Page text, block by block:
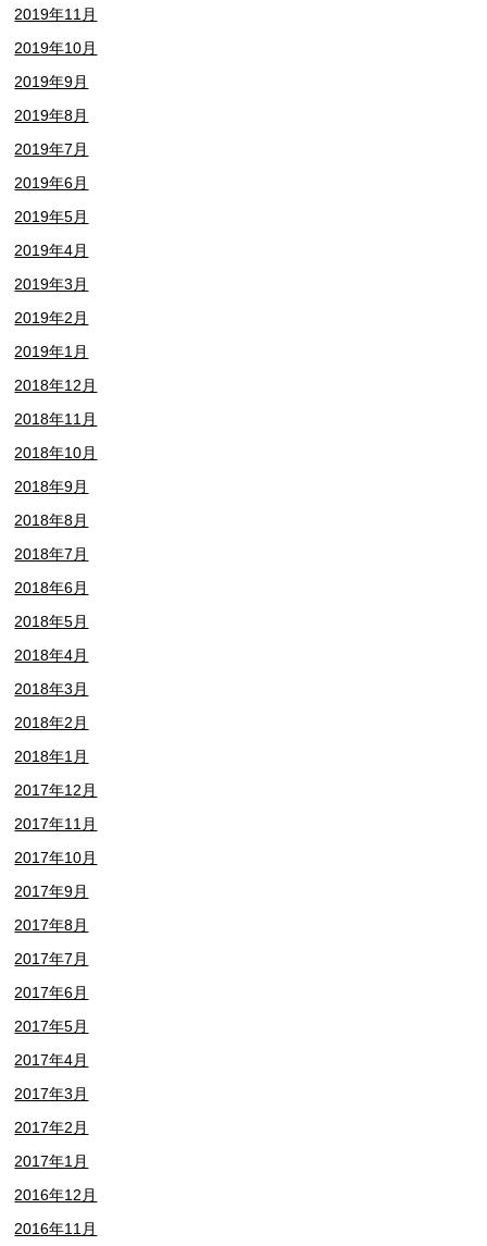
2019年11月
2019年10月
2019年9月
2019年8月
2019年7月
2019年6月
2019年5月
2019年4月
2019年3月
2019年2月
2019年1月
2018年12月
2018年11月
2018年10月
2018年9月
2018年8月
2018年7月
2018年6月
2018年5月
2018年4月
2018年3月
2018年2月
2018年1月
2017年12月
2017年11月
2017年10月
2017年9月
2017年8月
2017年7月
2017年6月
2017年5月
2017年4月
2017年3月
2017年2月
2017年1月
2016年12月
2016年11月